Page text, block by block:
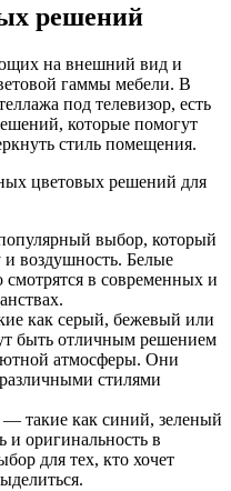
решений
на внешний вид и
гаммы мебели. В
под телевизор, есть
которые помогут
стиль помещения.
цветовых решений для
выбор, который
и воздушность. Белые
смотрятся в современных и
как серый, бежевый или
быть отличным решением
атмосферы. Они
стилями
такие как синий, зеленый
и оригинальность в
для тех, кто хочет